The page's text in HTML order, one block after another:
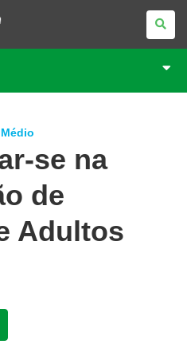
se na
de
Adultos